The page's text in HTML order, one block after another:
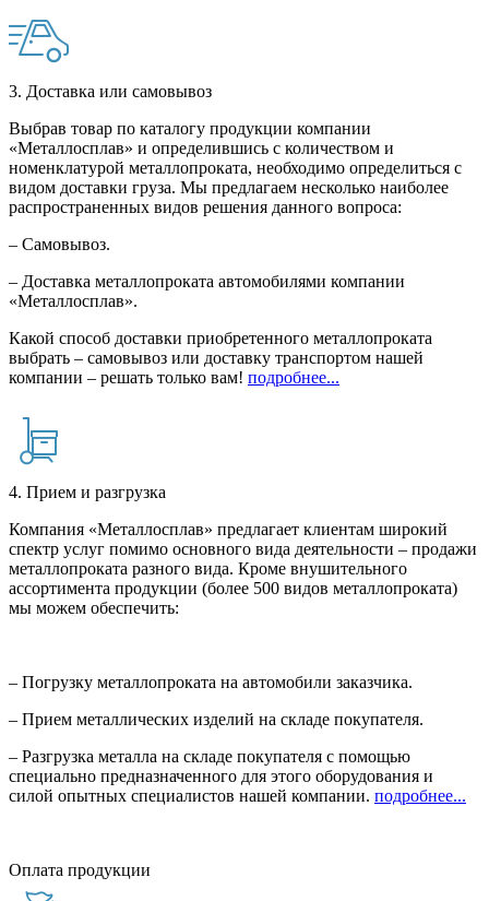
3. Доставка или самовывоз
Выбрав товар по каталогу продукции компании
«Металлосплав» и определившись с количеством и
номенклатурой металлопроката, необходимо определиться с
видом доставки груза. Мы предлагаем несколько наиболее
распространенных видов решения данного вопроса:
– Самовывоз.
– Доставка металлопроката автомобилями компании
«Металлосплав».
Какой способ доставки приобретенного металлопроката
выбрать – самовывоз или доставку транспортом нашей
компании – решать только вам! подробнее...
4. Прием и разгрузка
Компания «Металлосплав» предлагает клиентам широкий
спектр услуг помимо основного вида деятельности – продажи
металлопроката разного вида. Кроме внушительного
ассортимента продукции (более 500 видов металлопроката)
мы можем обеспечить:
– Погрузку металлопроката на автомобили заказчика.
– Прием металлических изделий на складе покупателя.
– Разгрузка металла на складе покупателя с помощью
специально предназначенного для этого оборудования и
силой опытных специалистов нашей компании. подробнее...
Оплата продукции